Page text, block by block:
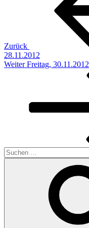
Zurück
28.11.2012
Nächster
Weiter Freitag, 30.11.2012
Suchen
nach: